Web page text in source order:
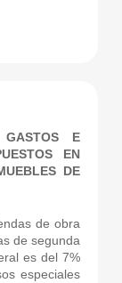
GASTOS E
EN
DE
de obra
de segunda
es del 7%
especiales